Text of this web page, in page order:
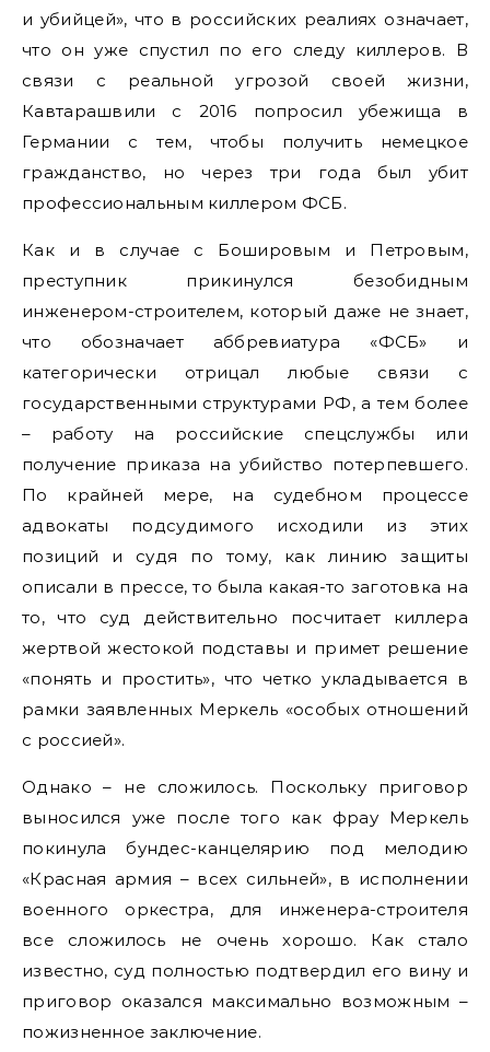
и убийцей», что в российских реалиях означает,
что он уже спустил по его следу киллеров. В
связи с реальной угрозой своей жизни,
Кавтарашвили с 2016 попросил убежища в
Германии с тем, чтобы получить немецкое
гражданство, но через три года был убит
профессиональным киллером ФСБ.
Как и в случае с Бошировым и Петровым,
преступник прикинулся безобидным
инженером-строителем, который даже не знает,
что обозначает аббревиатура «ФСБ» и
категорически отрицал любые связи с
государственными структурами РФ, а тем более
– работу на российские спецслужбы или
получение приказа на убийство потерпевшего.
По крайней мере, на судебном процессе
адвокаты подсудимого исходили из этих
позиций и судя по тому, как линию защиты
описали в прессе, то была какая-то заготовка на
то, что суд действительно посчитает киллера
жертвой жестокой подставы и примет решение
«понять и простить», что четко укладывается в
рамки заявленных Меркель «особых отношений
с россией».
Однако – не сложилось. Поскольку приговор
выносился уже после того как фрау Меркель
покинула бундес-канцелярию под мелодию
«Красная армия – всех сильней», в исполнении
военного оркестра, для инженера-строителя
все сложилось не очень хорошо. Как стало
известно, суд полностью подтвердил его вину и
приговор оказался максимально возможным –
пожизненное заключение.